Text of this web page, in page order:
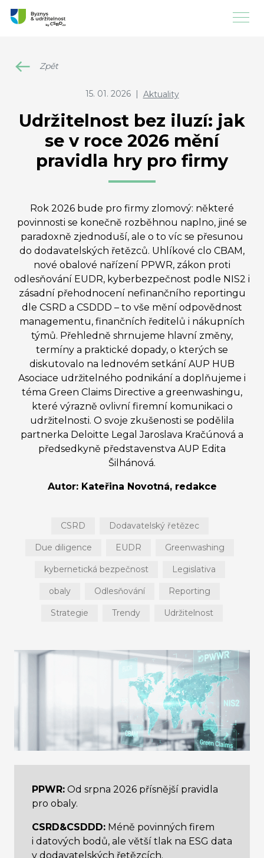
Zpět
15. 01. 2026 | Aktuality
Udržitelnost bez iluzí: jak
se v roce 2026 mění
pravidla hry pro firmy
Rok 2026 bude pro firmy zlomový: některé
povinnosti se konečně rozběhnou naplno, jiné se
paradoxně zjednoduší, ale o to víc se přesunou
do dodavatelských řetězců. Uhlíkové clo CBAM,
nové obalové nařízení PPWR, zákon proti
odlesňování EUDR, kyberbezpečnost podle NIS2 i
zásadní přehodnocení nefinančního reportingu
dle CSRD a CSDDD – to vše mění odpovědnost
managementu, finančních ředitelů i nákupních
týmů. Přehledně shrnujeme hlavní změny,
termíny a praktické dopady, o kterých se
diskutovalo na lednovém setkání AUP HUB
Asociace udržitelného podnikání a doplňujeme i
téma Green Claims Directive a greenwashingu,
které výrazně ovlivní firemní komunikaci o
udržitelnosti. O svoje zkušenosti se podělila
partnerka Deloitte Legal Jaroslava Kračúnová a
předsedkyně představenstva AUP Edita
Šilhánová.
Autor: Kateřina Novotná, redakce
CSRD Dodavatelský řetězec
Due diligence EUDR Greenwashing
kybernetická bezpečnost Legislativa
obaly Odlesňování Reporting
Strategie Trendy Udržitelnost
PPWR: Od srpna 2026 přísnější pravidla
pro obaly.
CSRD&CSDDD: Méně povinných firem
i datových bodů, ale větší tlak na ESG data
v dodavatelských řetězcích.